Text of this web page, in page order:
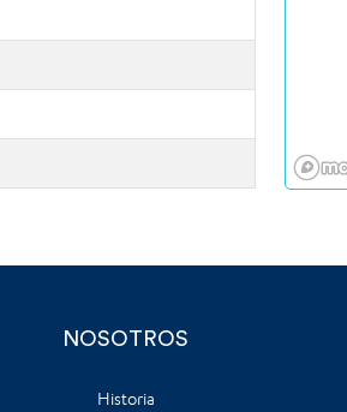
NOSOTROS
Historia